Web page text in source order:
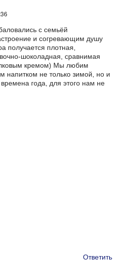
с семьёй
и согревающим душу
получается плотная,
шоколадная, сравнимая
кремом) Мы любим
напитком не только зимой, но и
года, для этого нам не
Ответить